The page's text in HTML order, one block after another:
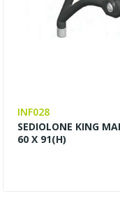
INF028
SEDIOLONE KING
60 X 91(h)